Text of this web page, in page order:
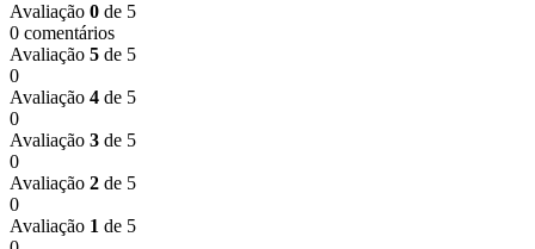
Avaliação 0 de 5
0 comentários
Avaliação 5 de 5
0
Avaliação 4 de 5
0
Avaliação 3 de 5
0
Avaliação 2 de 5
0
Avaliação 1 de 5